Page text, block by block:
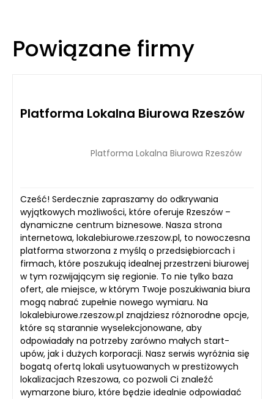
Powiązane firmy
Platforma Lokalna Biurowa Rzeszów
Platforma Lokalna Biurowa Rzeszów
Cześć! Serdecznie zapraszamy do odkrywania
wyjątkowych możliwości, które oferuje Rzeszów –
dynamiczne centrum biznesowe. Nasza strona
internetowa, lokalebiurowe.rzeszow.pl, to nowoczesna
platforma stworzona z myślą o przedsiębiorcach i
firmach, które poszukują idealnej przestrzeni biurowej
w tym rozwijającym się regionie. To nie tylko baza
ofert, ale miejsce, w którym Twoje poszukiwania biura
mogą nabrać zupełnie nowego wymiaru. Na
lokalebiurowe.rzeszow.pl znajdziesz różnorodne opcje,
które są starannie wyselekcjonowane, aby
odpowiadały na potrzeby zarówno małych start-
upów, jak i dużych korporacji. Nasz serwis wyróżnia się
bogatą ofertą lokali usytuowanych w prestiżowych
lokalizacjach Rzeszowa, co pozwoli Ci znaleźć
wymarzone biuro, które będzie idealnie odpowiadać